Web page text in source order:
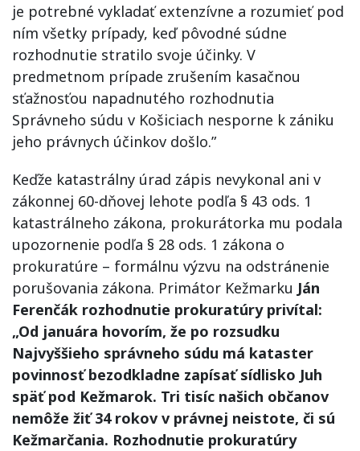
je potrebné vykladať extenzívne a rozumieť pod
ním všetky prípady, keď pôvodné súdne
rozhodnutie stratilo svoje účinky. V
predmetnom prípade zrušením kasačnou
sťažnosťou napadnutého rozhodnutia
Správneho súdu v Košiciach nesporne k zániku
jeho právnych účinkov došlo.”
Keďže katastrálny úrad zápis nevykonal ani v
zákonnej 60-dňovej lehote podľa § 43 ods. 1
katastrálneho zákona, prokurátorka mu podala
upozornenie podľa § 28 ods. 1 zákona o
prokuratúre – formálnu výzvu na odstránenie
porušovania zákona. Primátor Kežmarku Ján
Ferenčák rozhodnutie prokuratúry privítal:
„Od januára hovorím, že po rozsudku
Najvyššieho správneho súdu má kataster
povinnosť bezodkladne zapísať sídlisko Juh
späť pod Kežmarok. Tri tisíc našich občanov
nemôže žiť 34 rokov v právnej neistote, či sú
Kežmarčania. Rozhodnutie prokuratúry